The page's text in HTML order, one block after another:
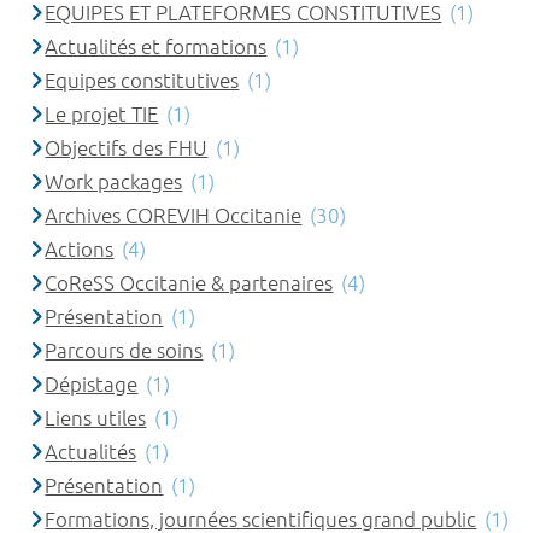
EQUIPES ET PLATEFORMES CONSTITUTIVES (1)
Actualités et formations (1)
Equipes constitutives (1)
Le projet TIE (1)
Objectifs des FHU (1)
Work packages (1)
Archives COREVIH Occitanie (30)
Actions (4)
CoReSS Occitanie & partenaires (4)
Présentation (1)
Parcours de soins (1)
Dépistage (1)
Liens utiles (1)
Actualités (1)
Présentation (1)
Formations, journées scientifiques grand public (1)